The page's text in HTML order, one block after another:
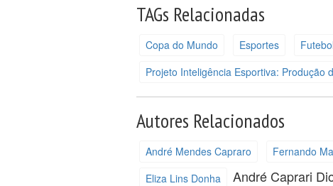
TAGs Relacionadas
Copa do Mundo Esportes Futebol
Projeto Inteligência Esportiva: Produção
Autores Relacionados
André Mendes Capraro Fernando
Eliza Lins Donha André Caprari